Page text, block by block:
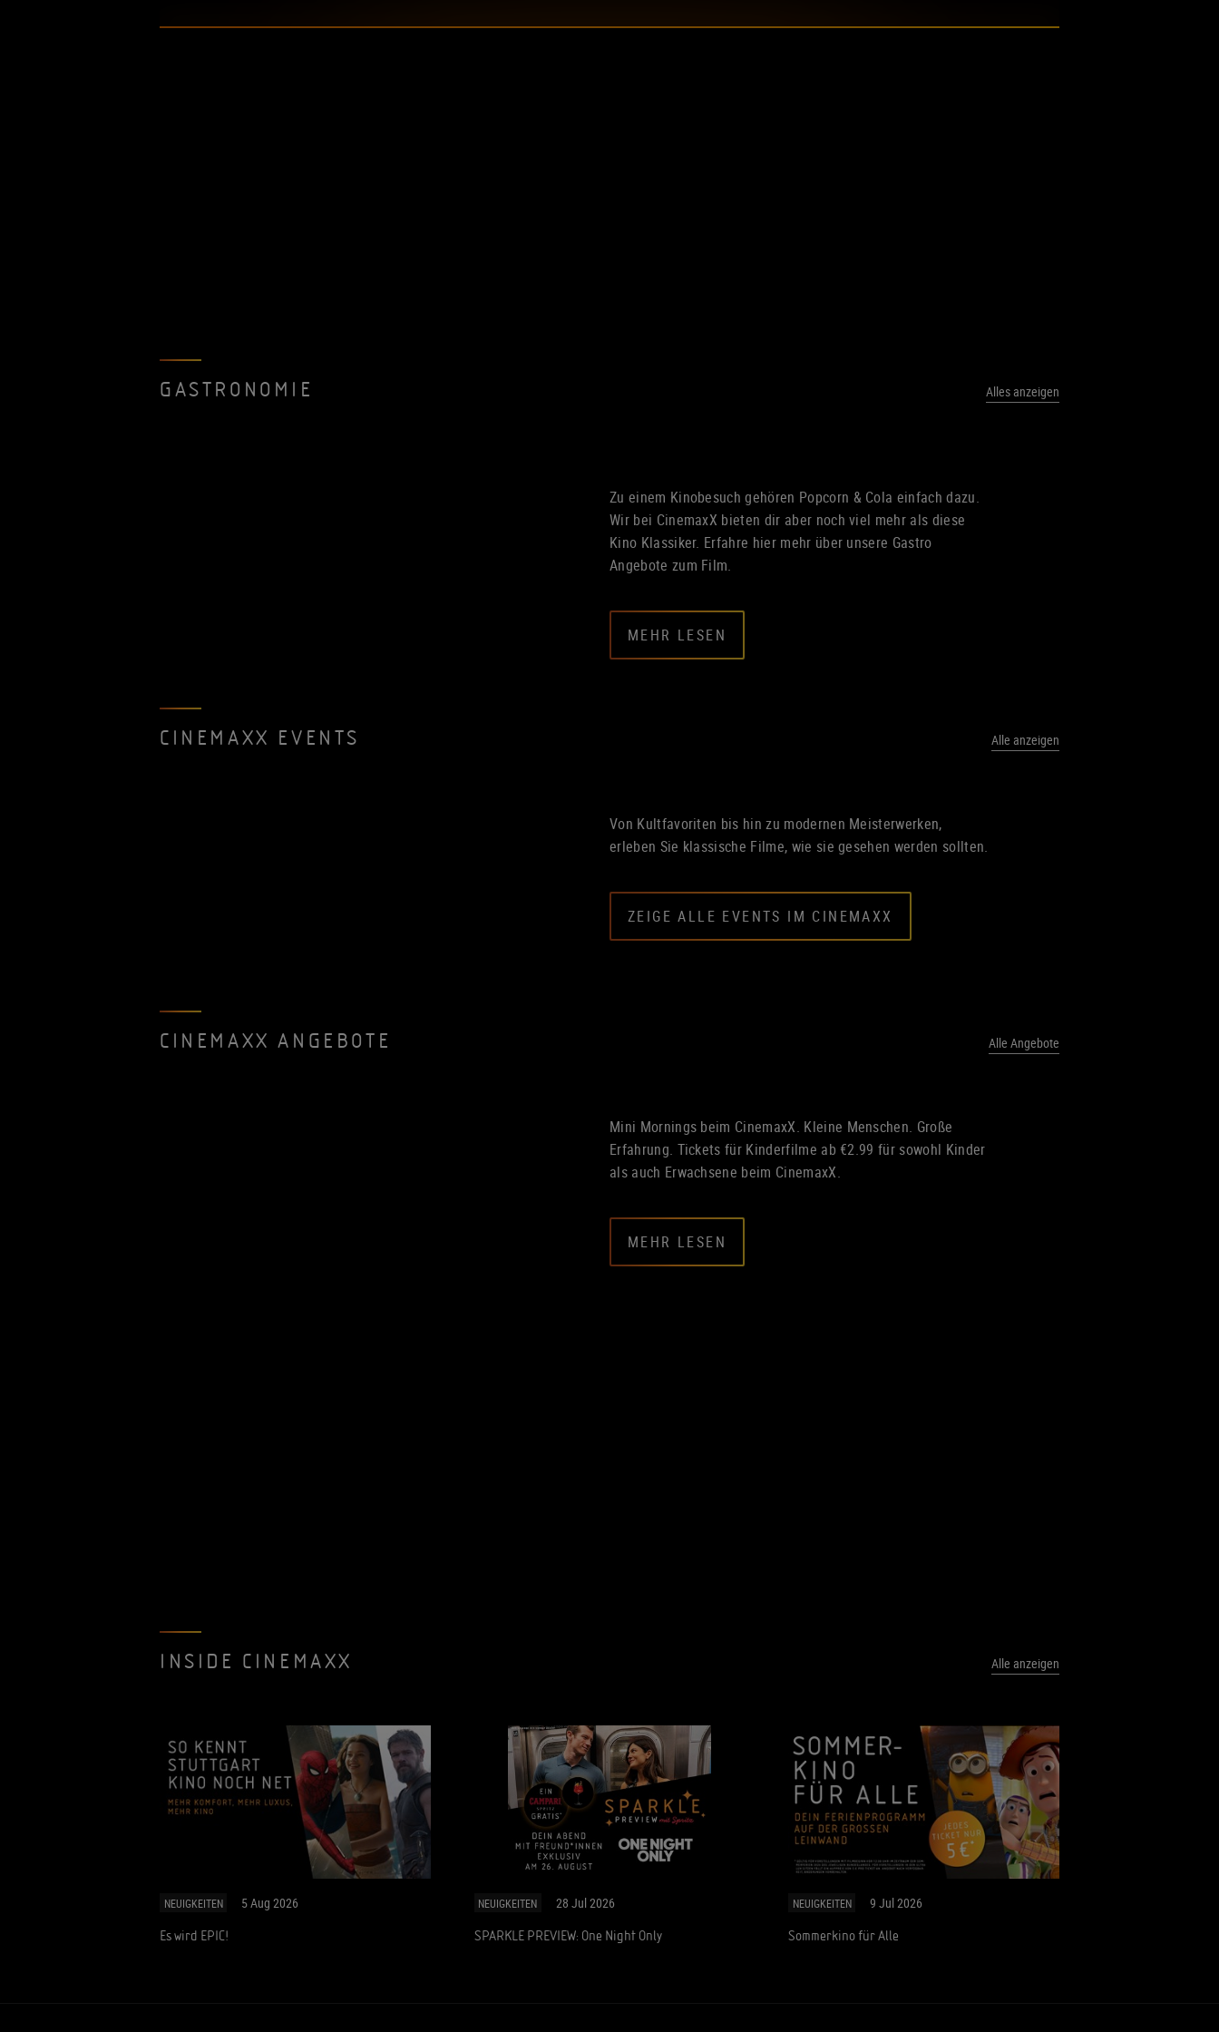
GASTRONOMIE Alles anzeigen
Zu einem Kinobesuch gehören Popcorn & Cola einfach dazu.
Wir bei CinemaxX bieten dir aber noch viel mehr als diese
Kino Klassiker. Erfahre hier mehr über unsere Gastro
Angebote zum Film.
MEHR LESEN
CINEMAXX EVENTS Alle anzeigen
Von Kultfavoriten bis hin zu modernen Meisterwerken,
erleben Sie klassische Filme, wie sie gesehen werden sollten.
ZEIGE ALLE EVENTS IM CINEMAXX
CINEMAXX ANGEBOTE Alle Angebote
Mini Mornings beim CinemaxX. Kleine Menschen. Große
Erfahrung. Tickets für Kinderfilme ab €2.99 für sowohl Kinder
als auch Erwachsene beim CinemaxX.
MEHR LESEN
INSIDE CINEMAXX Alle anzeigen
NEUIGKEITEN 5 Aug 2026
Es wird EPIC!
NEUIGKEITEN 28 Jul 2026
SPARKLE PREVIEW: One Night Only
NEUIGKEITEN 9 Jul 2026
Sommerkino für Alle